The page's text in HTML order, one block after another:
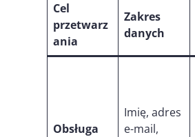
Cel
przetwarz
ania
Zakres
danych
Obsługa
Imię, adres
e-mail,